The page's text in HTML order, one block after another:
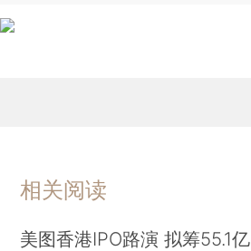
相关阅读
美图香港IPO路演 拟筹55.1亿